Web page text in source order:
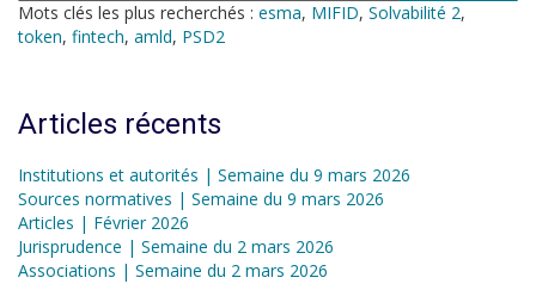
Mots clés les plus recherchés : esma, MIFID, Solvabilité 2,
token, fintech, amld, PSD2
Articles récents
Institutions et autorités | Semaine du 9 mars 2026
Sources normatives | Semaine du 9 mars 2026
Articles | Février 2026
Jurisprudence | Semaine du 2 mars 2026
Associations | Semaine du 2 mars 2026